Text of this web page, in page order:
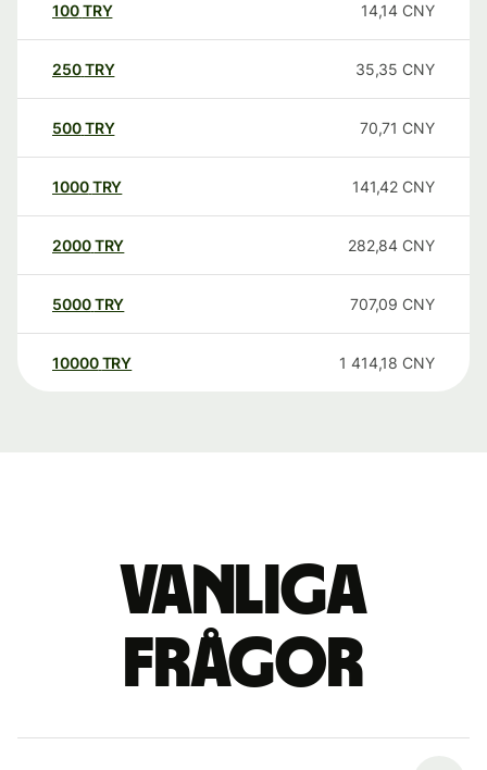
100TRY 14,14 CNY
250TRY 35,35 CNY
500TRY 70,71 CNY
1000TRY 141,42 CNY
2000TRY 282,84 CNY
5000TRY 707,09 CNY
10000 TRY 1 414,18 CNY
Vanliga
frågor